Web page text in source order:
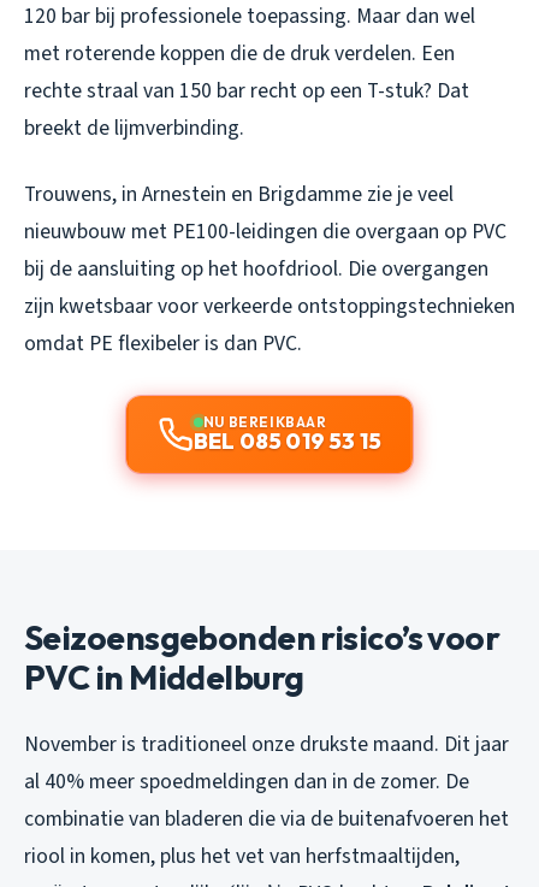
120 bar bij professionele toepassing. Maar dan wel
met roterende koppen die de druk verdelen. Een
rechte straal van 150 bar recht op een T-stuk? Dat
breekt de lijmverbinding.
Trouwens, in Arnestein en Brigdamme zie je veel
nieuwbouw met PE100-leidingen die overgaan op PVC
bij de aansluiting op het hoofdriool. Die overgangen
zijn kwetsbaar voor verkeerde ontstoppingstechnieken
omdat PE flexibeler is dan PVC.
NU BEREIKBAAR
BEL 085 019 53 15
Seizoensgebonden risico’s voor
PVC in Middelburg
November is traditioneel onze drukste maand. Dit jaar
al 40% meer spoedmeldingen dan in de zomer. De
combinatie van bladeren die via de buitenafvoeren het
riool in komen, plus het vet van herfstmaaltijden,